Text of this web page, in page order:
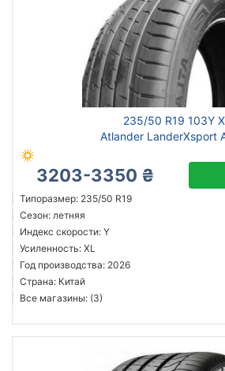
235/50 R19 103Y
Atlander LanderXsport
3203-3350 ₴
Типоразмер: 235/50 R19
Сезон: летняя
Индекс скорости: Y
Усиленность: XL
Год производства: 2026
Страна: Китай
Все магазины: (3)